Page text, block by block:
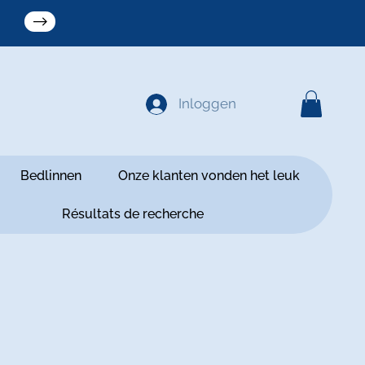
Inloggen
Bedlinnen Onze klanten vonden het leuk
Résultats de recherche